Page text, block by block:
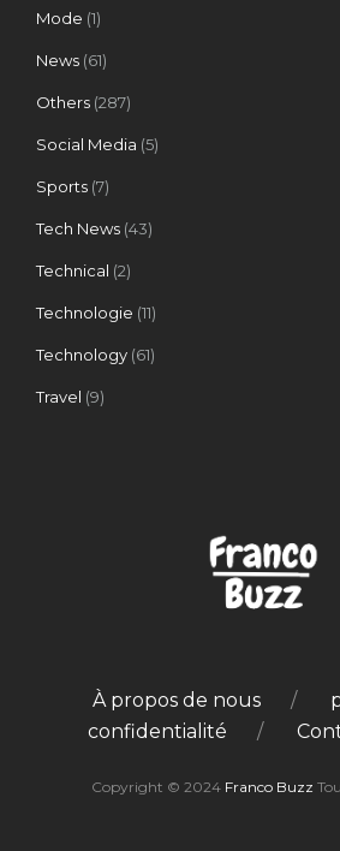
Mode (1)
News (61)
Others (287)
Social Media (5)
Sports (7)
Tech News (43)
Technical (2)
Technologie (11)
Technology (61)
Travel (9)
À propos de nous
confidentialité
Copyright © 2024 Franco Buzz